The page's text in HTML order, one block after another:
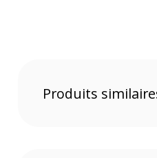
Wet & Dry 24 mm pour
CLEAN :Produits